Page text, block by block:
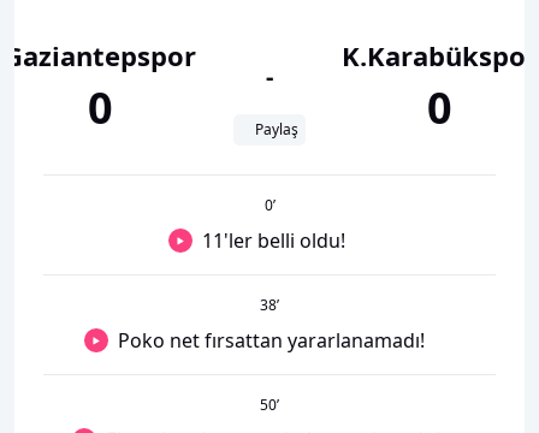
Gaziantepspor
0
-
Paylaş
K.Karabükspor
0
0’
11'ler belli oldu!
38’
Poko net fırsattan yararlanamadı!
50’